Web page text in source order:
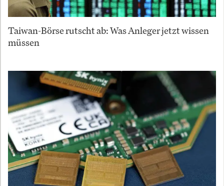
Taiwan-Börse rutscht ab: Was Anleger jetzt wissen
müssen